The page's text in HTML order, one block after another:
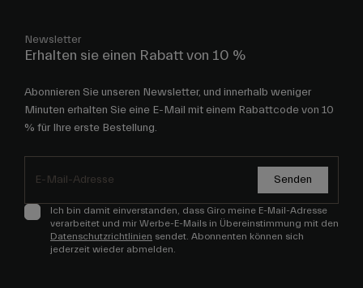
Newsletter
Erhalten sie einen Rabatt von 10 %
Abonnieren Sie unseren Newsletter, und innerhalb weniger
Minuten erhalten Sie eine E-Mail mit einem Rabattcode von 10
% für Ihre erste Bestellung.
Senden
Ich bin damit einverstanden, dass Giro meine E-Mail-Adresse
verarbeitet und mir Werbe-E-Mails in Übereinstimmung mit den
Datenschutzrichtlinien sendet. Abonnenten können sich
jederzeit wieder abmelden.